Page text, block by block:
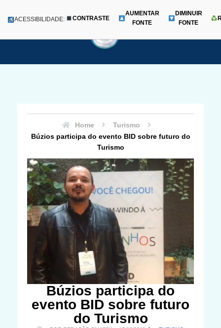
para
Menu
ACESSIBILIDADE: CONTRASTE
AUMENTAR
FONTE
DIMINUIR
FONTE
Home
Turismo
Búzios participa do evento BID sobre futuro do
Turismo
Búzios participa do
evento BID sobre futuro
do Turismo